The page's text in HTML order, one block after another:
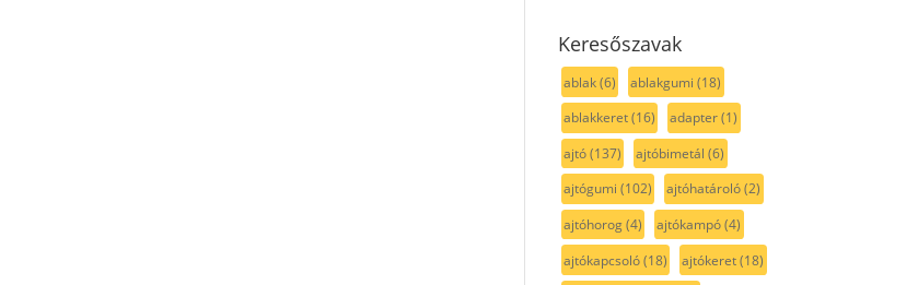
Keresőszavak
ablak(6) ablakgumi (18)
ablakkeret(16) adapter(1)
ajtó(137) ajtóbimetál (6)
ajtógumi (102) ajtóhatároló(2)
ajtóhorog(4) ajtókampó(4)
ajtókapcsoló(18) ajtókeret(18)